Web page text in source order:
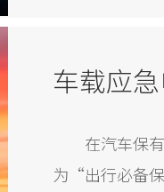
车载应
在汽车保
为“出行必备